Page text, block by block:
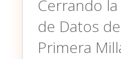
Cerrando
de Datos
Primera